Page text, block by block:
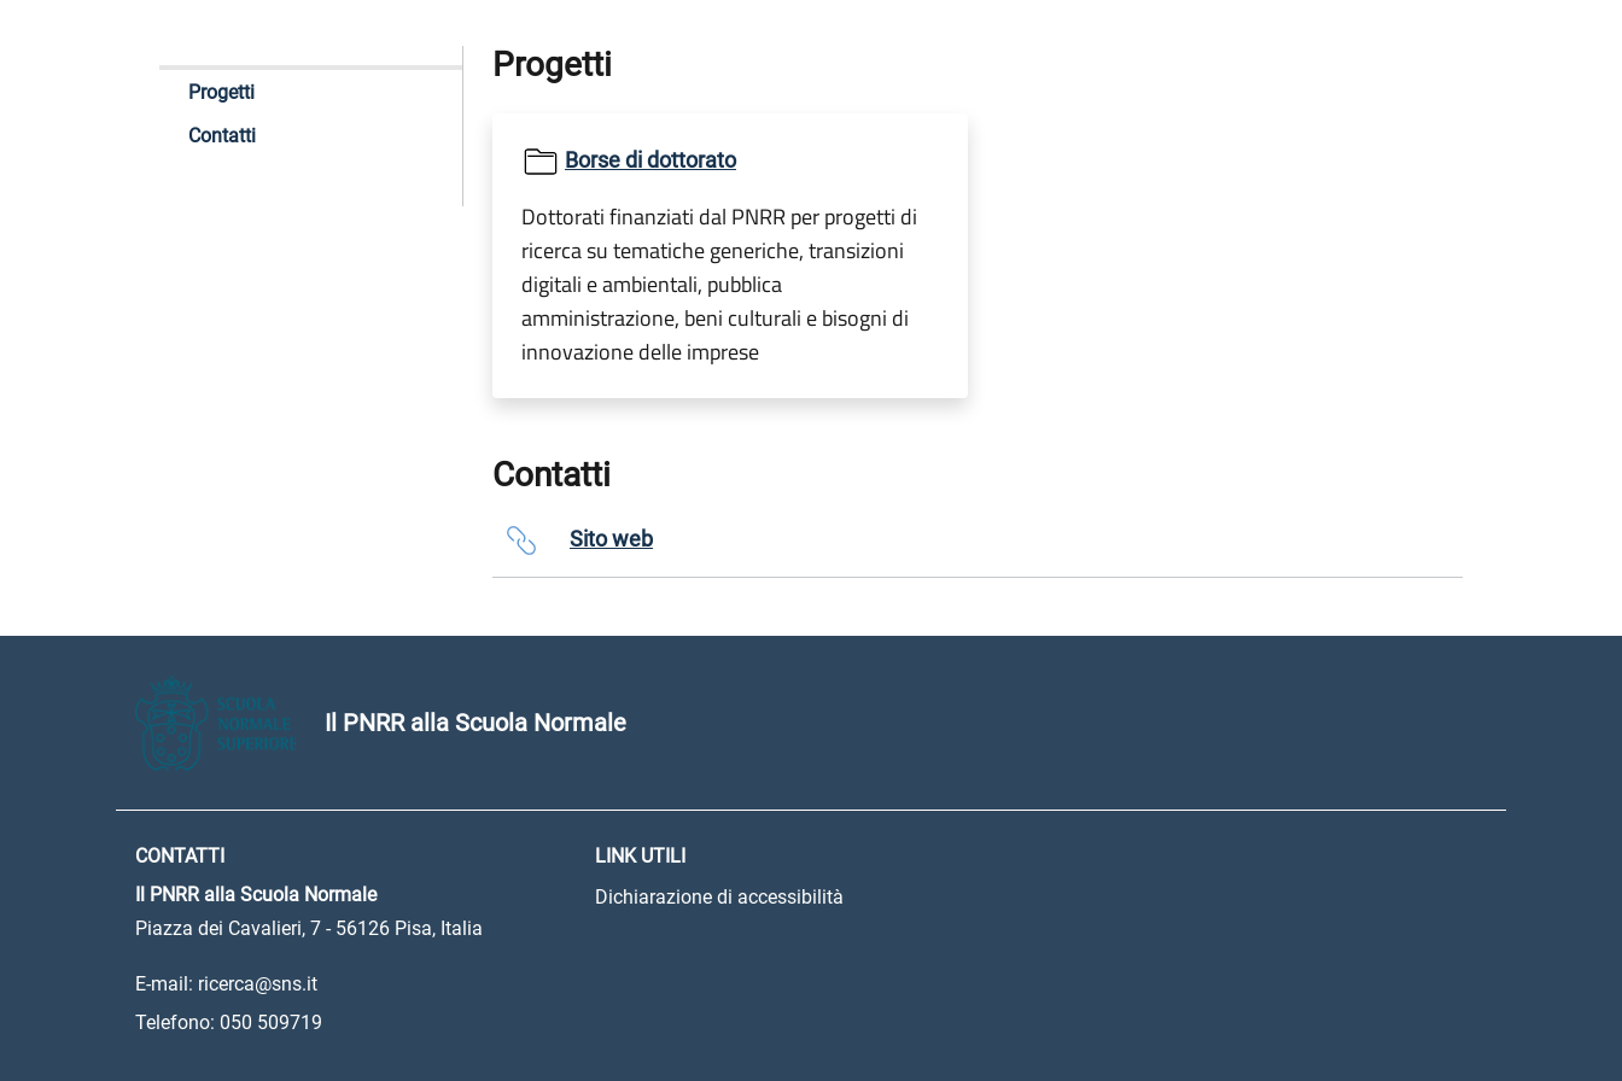
Progetti
Contatti
Progetti
Borse di dottorato
Dottorati finanziati dal PNRR per progetti di
ricerca su tematiche generiche, transizioni
digitali e ambientali, pubblica
amministrazione, beni culturali e bisogni di
innovazione delle imprese
Contatti
Sito web
Il PNRR alla Scuola Normale
CONTATTI
Il PNRR alla Scuola Normale
Piazza dei Cavalieri, 7 - 56126 Pisa, Italia
E-mail: ricerca@sns.it
Telefono: 050 509719
LINK UTILI
Dichiarazione di accessibilità